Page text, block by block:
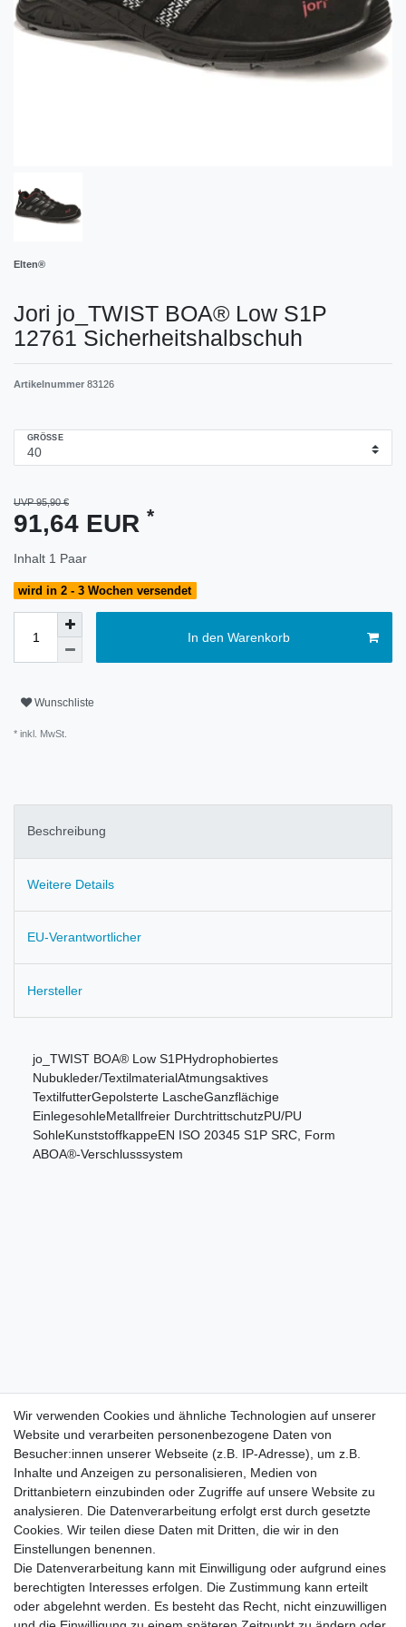
Elten®
Jori jo_TWIST BOA® Low S1P
12761 Sicherheitshalbschuh
Artikelnummer 83126
GRÖSSE
UVP 95,90 €
91,64 EUR *
Inhalt 1 Paar
wird in 2 - 3 Wochen versendet
In den Warenkorb
Wunschliste
* inkl. MwSt.
Beschreibung
Weitere Details
EU-Verantwortlicher
Hersteller
jo_TWIST BOA® Low S1PHydrophobiertes
Nubukleder/TextilmaterialAtmungsaktives
TextilfutterGepolsterte LascheGanzflächige
EinlegesohleMetallfreier DurchtrittschutzPU/PU
SohleKunststoffkappeEN ISO 20345 S1P SRC, Form
ABOA®-Verschlusssystem
Wir verwenden Cookies und ähnliche Technologien auf unserer
Website und verarbeiten personenbezogene Daten von
Besucher:innen unserer Webseite (z.B. IP-Adresse), um z.B.
Inhalte und Anzeigen zu personalisieren, Medien von
Drittanbietern einzubinden oder Zugriffe auf unsere Website zu
analysieren. Die Datenverarbeitung erfolgt erst durch gesetzte
Cookies. Wir teilen diese Daten mit Dritten, die wir in den
Einstellungen benennen.
Die Datenverarbeitung kann mit Einwilligung oder aufgrund eines
berechtigten Interesses erfolgen. Die Zustimmung kann erteilt
oder abgelehnt werden. Es besteht das Recht, nicht einzuwilligen